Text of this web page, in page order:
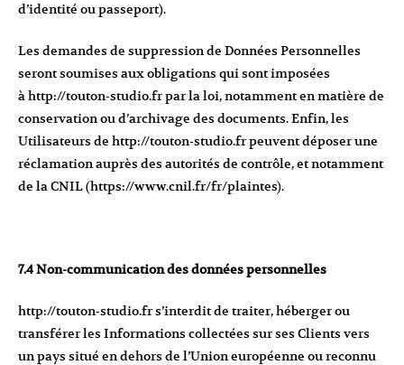
d’identité ou passeport).
Les demandes de suppression de Données Personnelles
seront soumises aux obligations qui sont imposées
àhttp://touton-studio.frpar la loi, notamment en matière de
conservation ou d’archivage des documents. Enfin, les
Utilisateurs de http://touton-studio.frpeuvent déposer une
réclamation auprès des autorités de contrôle, et notamment
de la CNIL (https://www.cnil.fr/fr/plaintes).
7.4 Non-communication des données personnelles
http://touton-studio.frs’interdit de traiter, héberger ou
transférer les Informations collectées sur ses Clients vers
un pays situé en dehors de l’Union européenne ou reconnu